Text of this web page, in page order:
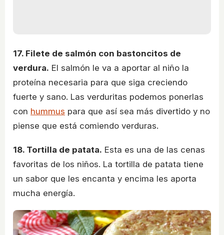
17. Filete de salmón con bastoncitos de
verdura. El salmón le va a aportar al niño la
proteína necesaria para que siga creciendo
fuerte y sano. Las verduritas podemos ponerlas
con hummus para que así sea más divertido y no
piense que está comiendo verduras.
18. Tortilla de patata. Esta es una de las cenas
favoritas de los niños. La tortilla de patata tiene
un sabor que les encanta y encima les aporta
mucha energía.